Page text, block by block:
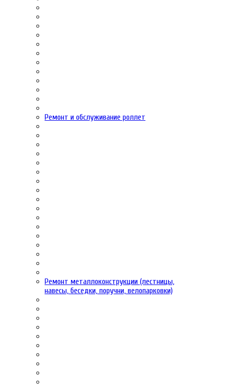
Ремонт и обслуживание роллет
Ремонт металлоконструкции (лестницы,
навесы, беседки, поручни, велопарковки)